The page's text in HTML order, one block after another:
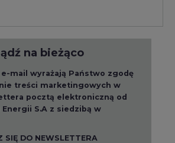
na bieżąco
mail wyrażają Państwo zgodę
treści marketingowych w
pocztą elektroniczną od
S.A z siedzibą w
SIĘ DO NEWSLETTERA